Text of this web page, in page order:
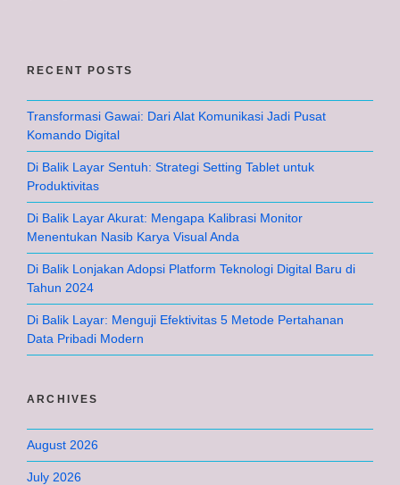
RECENT POSTS
Transformasi Gawai: Dari Alat Komunikasi Jadi Pusat
Komando Digital
Di Balik Layar Sentuh: Strategi Setting Tablet untuk
Produktivitas
Di Balik Layar Akurat: Mengapa Kalibrasi Monitor
Menentukan Nasib Karya Visual Anda
Di Balik Lonjakan Adopsi Platform Teknologi Digital Baru di
Tahun 2024
Di Balik Layar: Menguji Efektivitas 5 Metode Pertahanan
Data Pribadi Modern
ARCHIVES
August 2026
July 2026